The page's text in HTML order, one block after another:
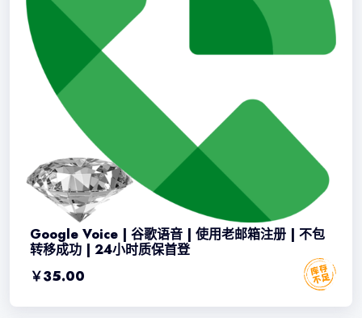
Google Voice | 谷歌语音 | 使用老邮箱注册 | 不包
转移成功 | 24小时质保首登
￥35.00